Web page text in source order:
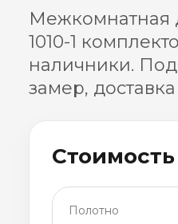
1010-1
наличники.
замер,
Стоимость
Полотно